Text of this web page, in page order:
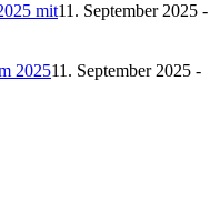
mit11. September 2025 -
202511. September 2025 -